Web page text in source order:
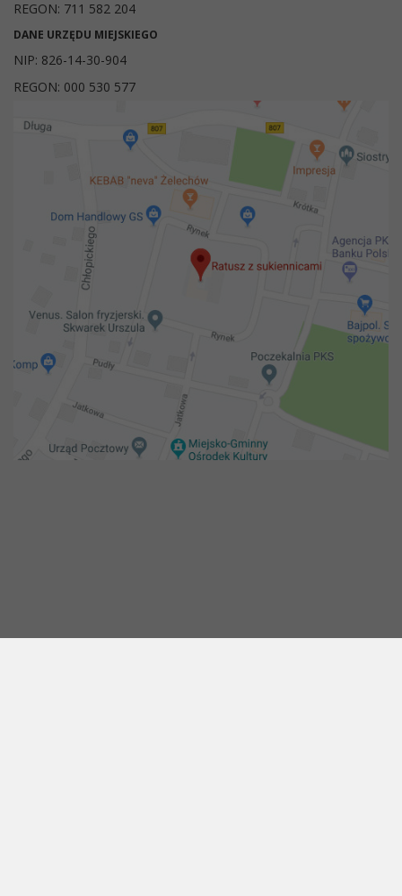
REGON: 711 582 204
DANE URZĘDU MIEJSKIEGO
NIP: 826-14-30-904
REGON: 000 530 577